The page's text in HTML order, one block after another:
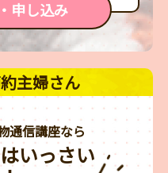
申し込み
主婦さん
通信講座なら
いっさい